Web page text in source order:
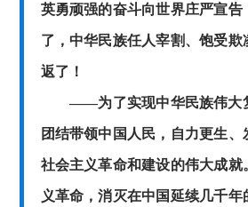
英勇顽强的奋斗向世界庄严宣告
了，中华民族任人宰割、饱受欺
返了！
——为了实现中华民族伟大
团结带领中国人民，自力更生、
社会主义革命和建设的伟大成就
义革命，消灭在中国延续几千年